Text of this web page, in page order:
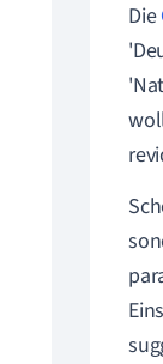
Die